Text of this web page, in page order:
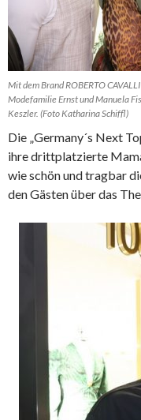
Mit dem Brand ROBERTO
Modefamilie Ernst und Manuela
Keszler. (Foto Katharina Schiffl)
Die „Germany´s Next
ihre drittplatzierte
wie schön und tragbar
den Gästen über das